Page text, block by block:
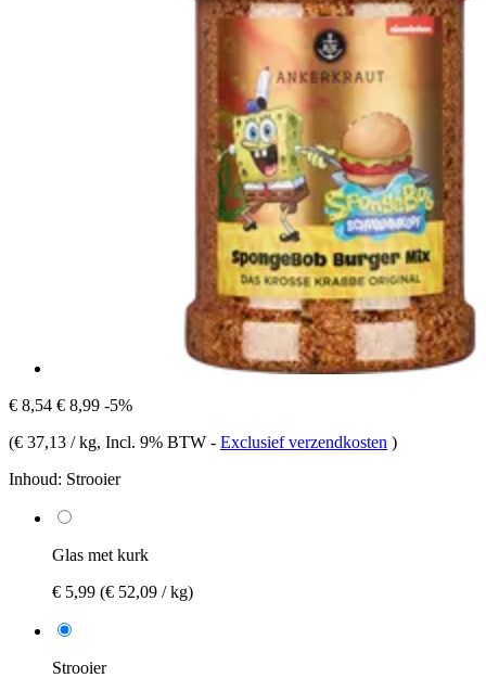
€ 8,54 € 8,99 -5%
(€ 37,13 / kg, Incl. 9% BTW - Exclusief verzendkosten )
Inhoud: Strooier
Glas met kurk
€ 5,99 (€ 52,09 / kg)
Strooier